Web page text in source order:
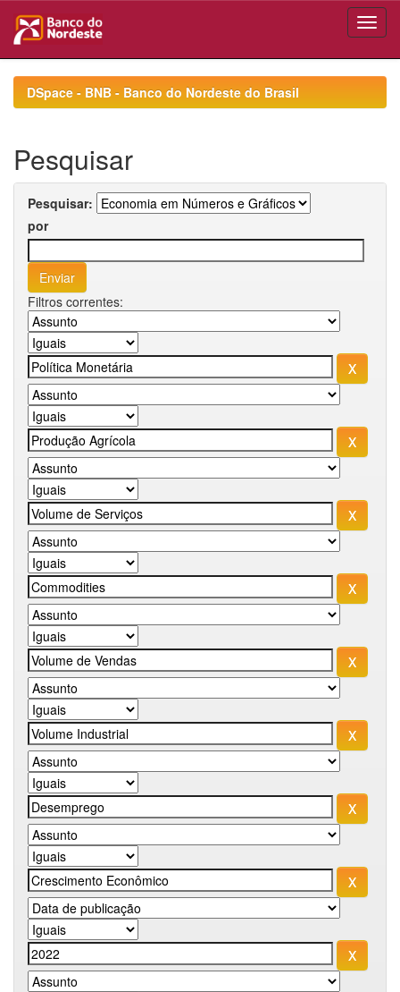
navigationDSpace - BNB - Banco do Nordeste do Brasil
Pesquisar
Pesquisar:
por
Filtros correntes: